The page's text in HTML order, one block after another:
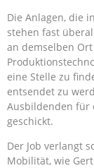
Die Anlagen, die
stehen fast
an demselben
eine Stelle zu
entsendet zu
Ausbildenden für
geschickt.
Der Job verlangt
Mobilität, wie